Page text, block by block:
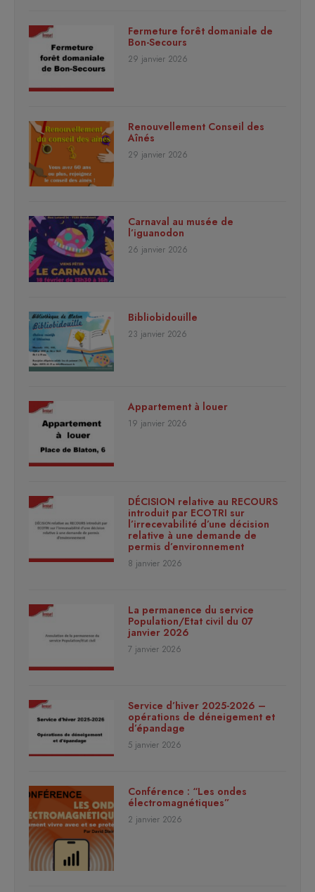
Fermeture forêt domaniale de
Bon-Secours
29 janvier 2026
Renouvellement Conseil des
Aînés
29 janvier 2026
Carnaval au musée de
l’iguanodon
26 janvier 2026
Bibliobidouille
23 janvier 2026
Appartement à louer
19 janvier 2026
DÉCISION relative au RECOURS
introduit par ECOTRI sur
l’irrecevabilité d’une décision
relative à une demande de
permis d’environnement
8 janvier 2026
La permanence du service
Population/Etat civil du 07
janvier 2026
7 janvier 2026
Service d’hiver 2025-2026 –
opérations de déneigement et
d’épandage
5 janvier 2026
Conférence : “Les ondes
électromagnétiques”
2 janvier 2026